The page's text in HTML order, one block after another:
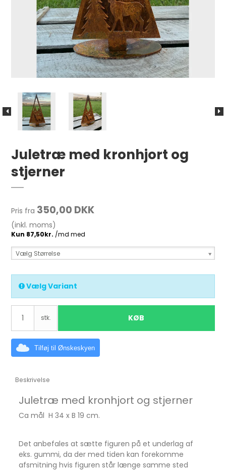
Juletræ med kronhjort og
stjerner
Pris fra 350,00 DKK
(inkl. moms)
Vælg Størrelse
Vælg Variant
stk. KØB
Tilføj til Ønskeskyen
Beskrivelse
Juletræ med kronhjort og stjerner
Ca mål H 34 x B 19 cm.
Det anbefales at sætte figuren på et underlag af
eks. gummi, da der med tiden kan forekomme
afsmitning hvis figuren står længe samme sted